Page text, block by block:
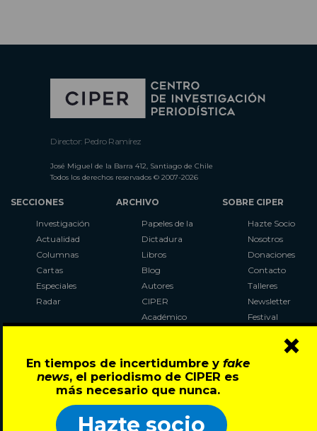
En tiempos de incertidumbre y fake
news, el periodismo de CIPER es
más necesario que nunca.
Hazte socio
×
Director: Pedro Ramírez
José Miguel de la Barra 412, Santiago de Chile
Todos los derechos reservados © 2007-2026
SECCIONES
Investigación
Actualidad
Columnas
Cartas
Especiales
Radar
ARCHIVO
Papeles de la
Dictadura
Libros
Blog
Autores
CIPER
Académico
Al Plebiscito
con CIPER
SOBRE CIPER
Hazte Socio
Nosotros
Donaciones
Contacto
Talleres
Newsletter
Festival